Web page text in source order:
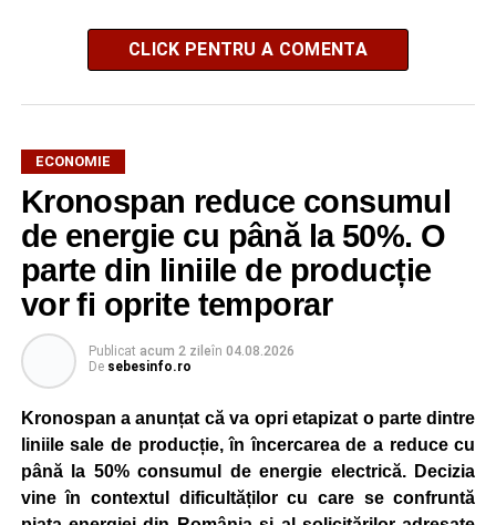
CLICK PENTRU A COMENTA
ECONOMIE
Kronospan reduce consumul
de energie cu până la 50%. O
parte din liniile de producție
vor fi oprite temporar
Publicat acum 2 zileîn 04.08.2026
De sebesinfo.ro
Kronospan a anunțat că va opri etapizat o parte dintre
liniile sale de producție, în încercarea de a reduce cu
până la 50% consumul de energie electrică. Decizia
vine în contextul dificultăților cu care se confruntă